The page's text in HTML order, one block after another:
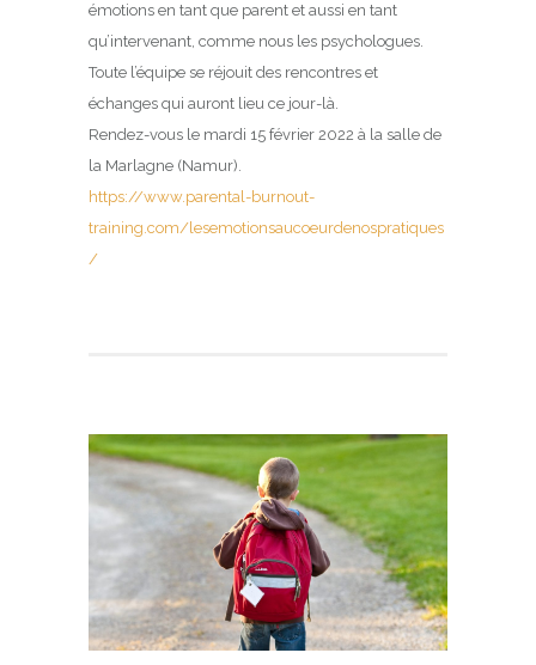
émotions en tant que parent et aussi en tant
qu’intervenant, comme nous les psychologues.
Toute l’équipe se réjouit des rencontres et
échanges qui auront lieu ce jour-là.
Rendez-vous le mardi 15 février 2022 à la salle de
la Marlagne (Namur).
https://www.parental-burnout-
training.com/lesemotionsaucoeurdenospratiques
/